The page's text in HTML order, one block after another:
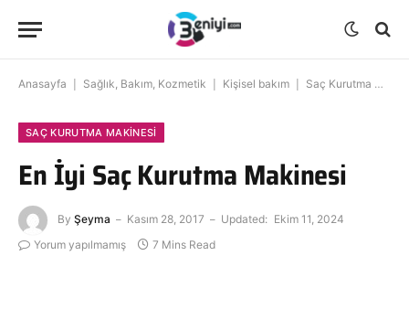
Anasayfa Sağlık, Bakım, Kozmetik Kişisel bakım Saç Kurutma Makinesi
SAÇ KURUTMA MAKINESI
En İyi Saç Kurutma Makinesi
By Şeyma Kasım 28, 2017 Updated: Ekim 11, 2024
Yorum yapılmamış
7 Mins Read